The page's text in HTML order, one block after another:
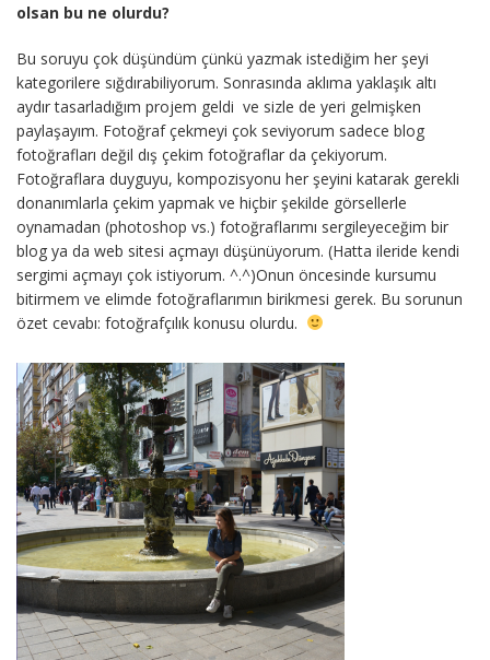
olsan bu ne olurdu?
Bu soruyu çok düşündüm çünkü yazmak istediğim her şeyi
kategorilere sığdırabiliyorum. Sonrasında aklıma yaklaşık altı
aydır tasarladığım projem geldi ve sizle de yeri gelmişken
paylaşayım. Fotoğraf çekmeyi çok seviyorum sadece blog
fotoğrafları değil dış çekim fotoğraflar da çekiyorum.
Fotoğraflara duyguyu, kompozisyonu her şeyini katarak gerekli
donanımlarla çekim yapmak ve hiçbir şekilde görsellerle
oynamadan (photoshop vs.) fotoğraflarımı sergileyeceğim bir
blog ya da web sitesi açmayı düşünüyorum. (Hatta ileride kendi
sergimi açmayı çok istiyorum. ^.^)Onun öncesinde kursumu
bitirmem ve elimde fotoğraflarımın birikmesi gerek. Bu sorunun
özet cevabı: fotoğrafçılık konusu olurdu.